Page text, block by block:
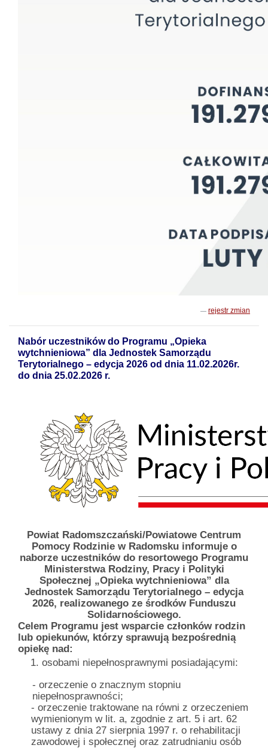
rejestr zmian
Nabór uczestników do Programu „Opieka
wytchnieniowa” dla Jednostek Samorządu
Terytorialnego – edycja 2026 od dnia 11.02.2026r.
do dnia 25.02.2026 r.
Powiat Radomszczański/Powiatowe Centrum
Pomocy Rodzinie w Radomsku informuje o
naborze uczestników do resortowego Programu
Ministerstwa Rodziny, Pracy i Polityki
Społecznej „Opieka wytchnieniowa” dla
Jednostek Samorządu Terytorialnego – edycja
2026, realizowanego ze środków Funduszu
Solidarnościowego.
Celem Programu jest wsparcie członków rodzin
lub opiekunów, którzy sprawują bezpośrednią
opiekę nad:
osobami niepełnosprawnymi posiadającymi:
- orzeczenie o znacznym stopniu
niepełnosprawności;
- orzeczenie traktowane na równi z orzeczeniem
wymienionym w lit. a, zgodnie z art. 5 i art. 62
ustawy z dnia 27 sierpnia 1997 r. o rehabilitacji
zawodowej i społecznej oraz zatrudnianiu osób